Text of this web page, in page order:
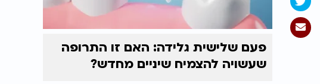
פעם שלישית גלידה: האם זו התרופה
שעשויה להצמיח שיניים מחדש?